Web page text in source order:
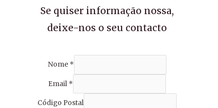
Se quiser informação nossa,
deixe-nos o seu contacto
Nome *
Email *
Código Postal